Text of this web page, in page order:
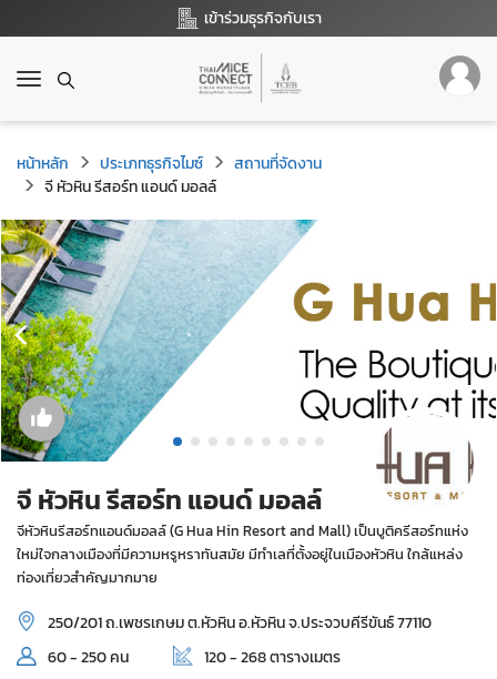
เข้าร่วมธุรกิจกับเรา
T
g
g
l
e
n
a
v
i
g
a
t
i
o
n
หน้าหลัก ประเภทธุรกิจไมซ์
สถานที่จัดงาน
จี หัวหิน รีสอร์ท แอนด์ มอลล์
จี หัวหิน รีสอร์ท แอนด์ มอลล์
จีหัวหินรีสอร์ทแอนด์มอลล์ (G Hua Hin Resort and Mall) เป็นบูติครีสอร์ทแห่ง
ใหม่ใจกลางเมืองที่มีความหรูหราทันสมัย มีทำเลที่ตั้งอยู่ในเมืองหัวหิน ใกล้แหล่ง
ท่องเที่ยวสำคัญมากมาย
250/201 ถ.เพชรเกษม ต.หัวหิน อ.หัวหิน จ.ประจวบคีรีขันธ์ 77110
60 - 250 คน
120 - 268 ตารางเมตร